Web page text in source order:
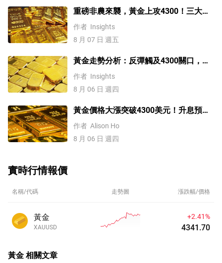
重磅非農來襲，黃金上攻4300！三大因
素預示金價升勢有望延續
作者 Insights
8 月 07 日 週五
黃金走勢分析：反彈觸及4300關口，
「雙底」確立劍指這一目標！
作者 Insights
8 月 06 日 週四
黃金價格大漲突破4300美元！升息預期
降溫疊加央行購金，未來持續漲？
作者 Alison Ho
8 月 06 日 週四
實時行情報價
名稱/代碼 走勢圖 漲跌幅/價格
黃金
XAUUSD
+2.41%
4341.70
黃金相關文章